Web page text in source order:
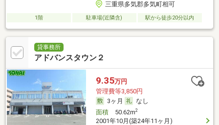
三重県多気郡多気町相可
1階 駐車場(近隣含) 駅から徒歩20分以内
貸事務所
アドバンスタウン２
9.35万円
管理費等3,850円
3ヶ月
なし
面積50.62m2
2001年10月(築24年11ヶ月)